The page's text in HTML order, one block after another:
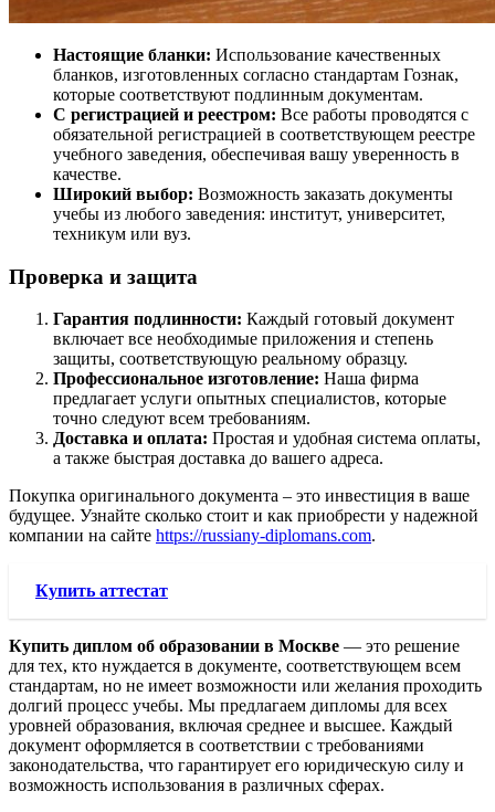
Настоящие бланки: Использование качественных
бланков, изготовленных согласно стандартам Гознак,
которые соответствуют подлинным документам.
С регистрацией и реестром: Все работы проводятся с
обязательной регистрацией в соответствующем реестре
учебного заведения, обеспечивая вашу уверенность в
качестве.
Широкий выбор: Возможность заказать документы
учебы из любого заведения: институт, университет,
техникум или вуз.
Проверка и защита
Гарантия подлинности: Каждый готовый документ
включает все необходимые приложения и степень
защиты, соответствующую реальному образцу.
Профессиональное изготовление: Наша фирма
предлагает услуги опытных специалистов, которые
точно следуют всем требованиям.
Доставка и оплата: Простая и удобная система оплаты,
а также быстрая доставка до вашего адреса.
Покупка оригинального документа – это инвестиция в ваше
будущее. Узнайте сколько стоит и как приобрести у надежной
компании на сайте https://russiany-diplomans.com.
Купить аттестат
Купить диплом об образовании в Москве — это решение
для тех, кто нуждается в документе, соответствующем всем
стандартам, но не имеет возможности или желания проходить
долгий процесс учебы. Мы предлагаем дипломы для всех
уровней образования, включая среднее и высшее. Каждый
документ оформляется в соответствии с требованиями
законодательства, что гарантирует его юридическую силу и
возможность использования в различных сферах.